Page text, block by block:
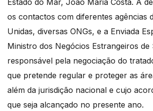
Estado do Mar, João Maria Costa. A
os contactos com diferentes agências
Unidas, diversas ONGs, e a Enviada
Ministro dos Negócios Estrangeiros de
responsável pela negociação do
que pretende regular e proteger as
além da jurisdição nacional e cujo
que seja alcançado no presente ano.